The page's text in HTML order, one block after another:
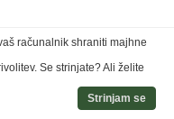
računalnik shraniti majhne
Se strinjate? Ali želite
Strinjam se